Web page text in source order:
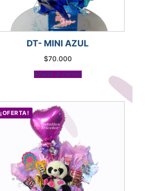
DT- MINI AZUL
$70.000
Añadir al carrito
¡OFERTA!